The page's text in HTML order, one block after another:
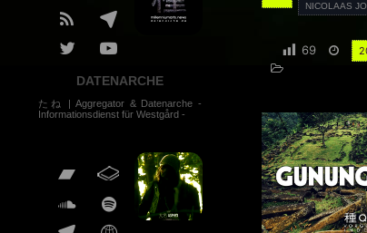
DATENARCHE
たね | Aggregator & Datenarche -
Informationsdienst für Westgård -
NICOLAAS
69